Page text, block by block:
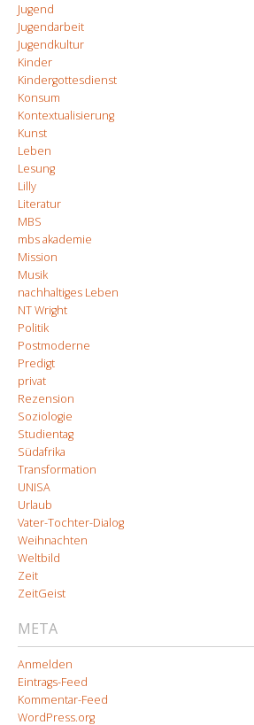
Jugend
Jugendarbeit
Jugendkultur
Kinder
Kindergottesdienst
Konsum
Kontextualisierung
Kunst
Leben
Lesung
Lilly
Literatur
MBS
mbs akademie
Mission
Musik
nachhaltiges Leben
NT Wright
Politik
Postmoderne
Predigt
privat
Rezension
Soziologie
Studientag
Südafrika
Transformation
UNISA
Urlaub
Vater-Tochter-Dialog
Weihnachten
Weltbild
Zeit
ZeitGeist
META
Anmelden
Eintrags-Feed
Kommentar-Feed
WordPress.org